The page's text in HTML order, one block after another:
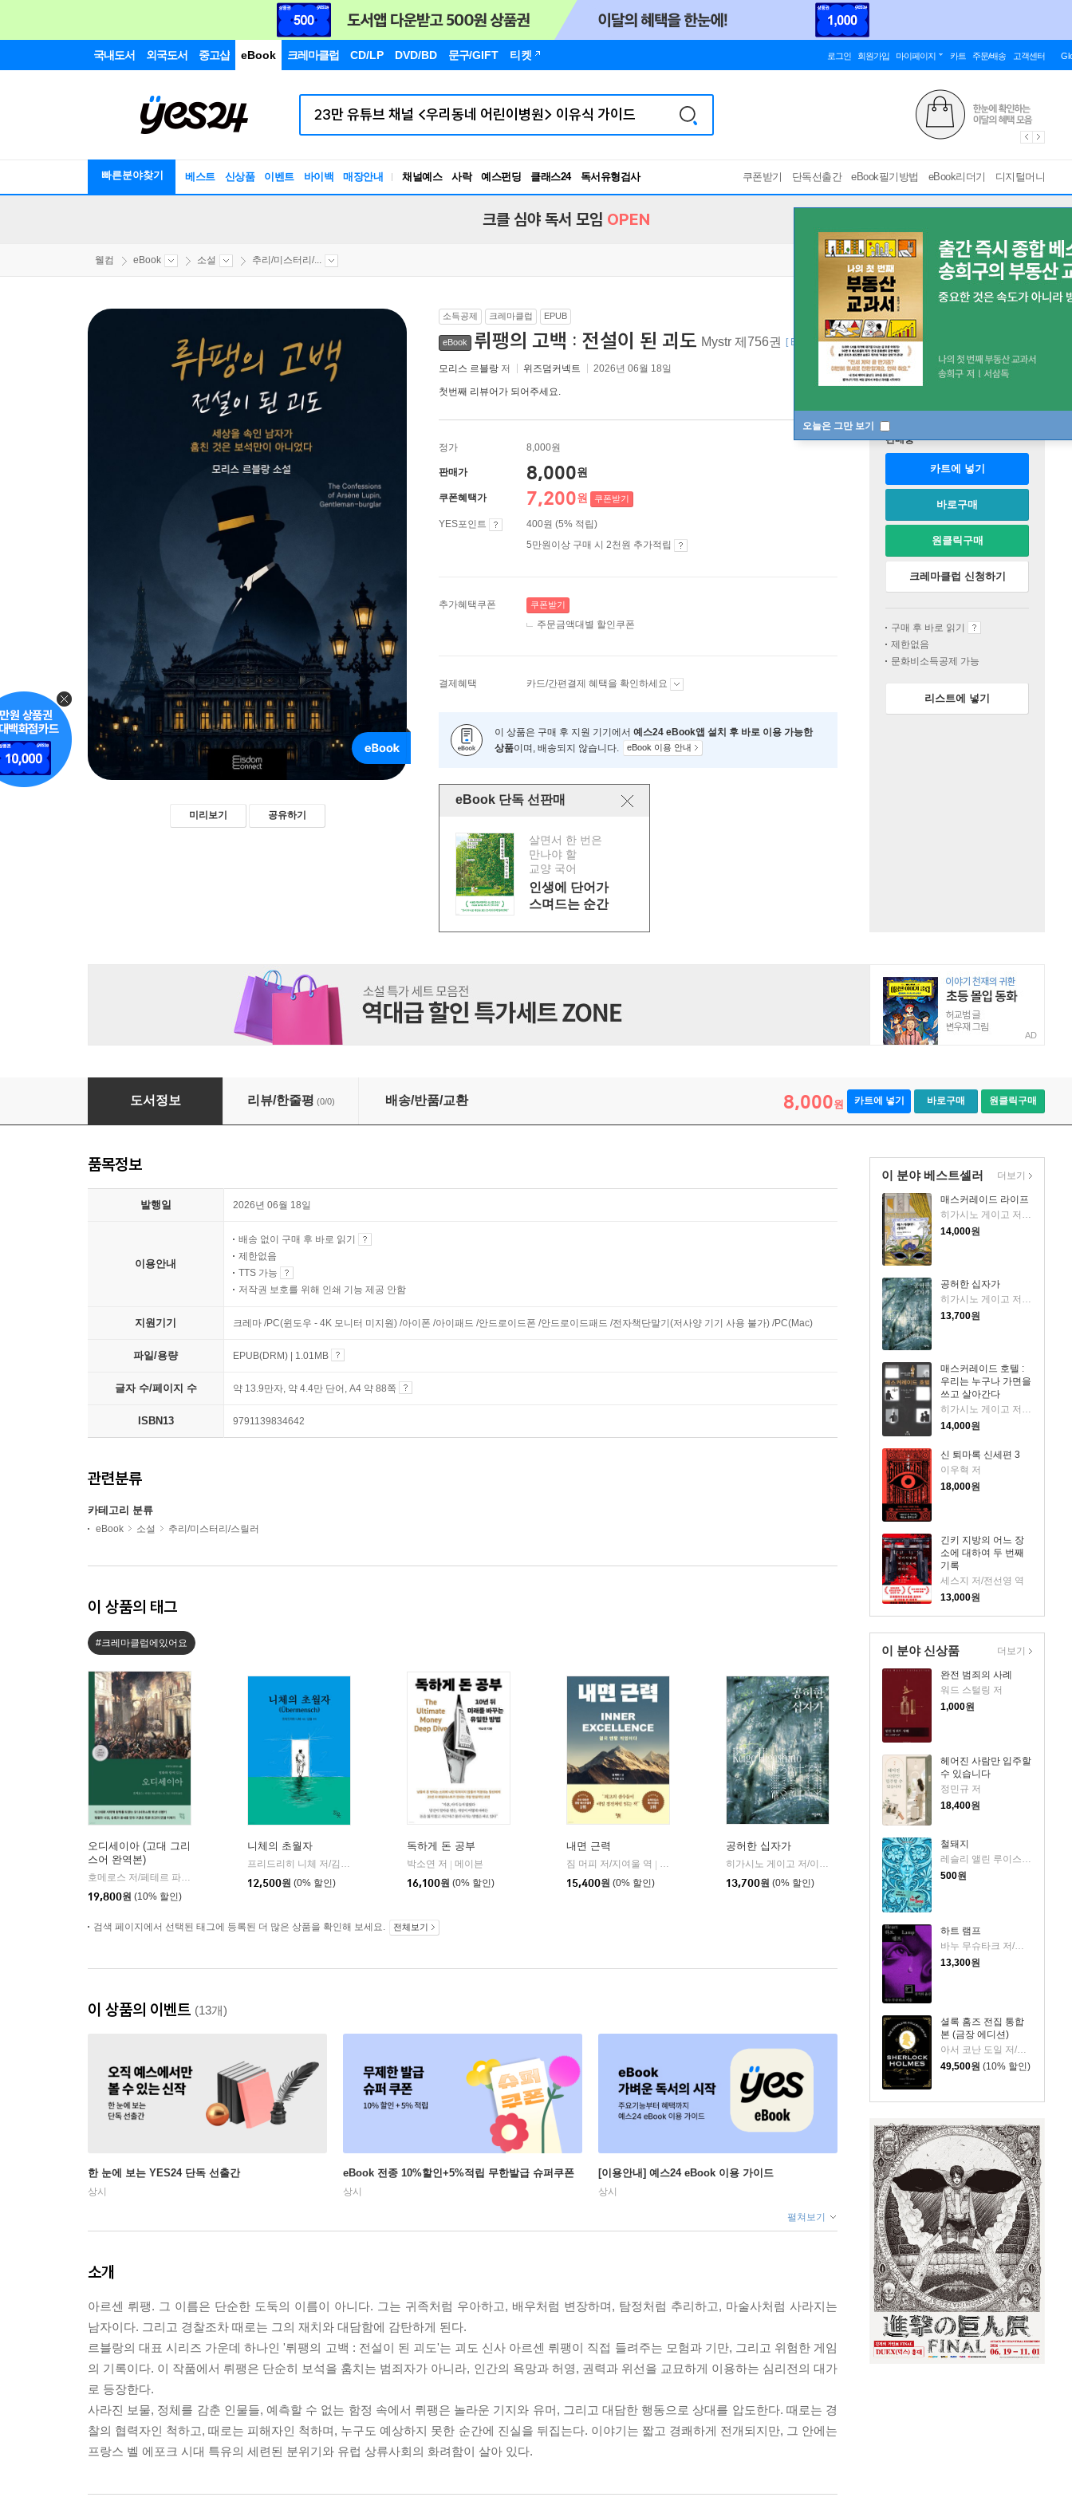
국내도서 외국도서 중고샵 eBook 크레마클럽 CD/LP DVD/BD 문구/GIFT 티켓 로그인 회원가입 마이페이지 카트 주문/배송 고객센터
빠른분야찾기 베스트 신상품 이벤트 바이백 매장안내 채널예스 사락 예스펀딩 클래스24
독서유형검사
RBTI Lab
쿠폰받기 단독선출간 eBook필기방법 eBook리더기 디지털머니
오늘은 그만 보기
크클 심야 독서 모임 OPEN
웰컴 eBook 소설 추리/미스터리/...
미리보기 공유하기
소득공제 크레마클럽 EPUB
eBook 뤼팽의 고백 : 전설이 된 괴도 Mystr 제756권 [ EPUB ]
모리스 르블랑 저 위즈덤커넥트 2026년 06월 18일
첫번째 리뷰어가 되어주세요.
정가 8,000원
판매가 8,000원
쿠폰혜택가 7,200원 쿠폰받기
YES포인트
400원 (5% 적립)
5만원이상 구매 시 2천원 추가적립
추가혜택쿠폰 쿠폰받기
주문금액대별 할인쿠폰
결제혜택 카드/간편결제 혜택을 확인하세요
이 상품은 구매 후 지원 기기에서 예스24 eBook앱 설치 후 바로 이용 가능한
상품이며, 배송되지 않습니다. eBook 이용 안내
eBook 단독 선판매
살면서 한 번은
만나야 할
교양 국어
인생에 단어가
스며드는 순간
판매중
카트에 넣기
바로구매
원클릭구매
크레마클럽 신청하기
구매 후 바로 읽기
제한없음
문화비소득공제 가능
리스트에 넣기
AD
뤼팽의 고백 : 전설이 된 괴도
도서정보 리뷰/한줄평 (0/0) 배송/반품/교환 8,000원 카트에 넣기 바로구매 원클릭구매
이 분야 베스트셀러
매스커레이드 라이프
14,000원
공허한 십자가
히가시노 게이고 저/이선희 역
13,700원
매스커레이드 호텔 :
우리는 누구나 가면을
쓰고 살아간다
히가시노 게이고 저/양윤옥 역
14,000원
신 퇴마록 신세편 3
이우혁 저
18,000원
긴키 지방의 어느 장
소에 대하여 두 번째
기록
세스지 저/전선영 역
13,000원
더보기
이 분야 신상품
완전 범죄의 사례
워드 스털링 저
1,000원
헤어진 사람만 입주할
수 있습니다
정민규 저
18,400원
철돼지
레슬리 앨린 루이스 저
500원
하트 램프
바누 무슈타크 저/김석희 역
13,300원
셜록 홈즈 전집 통합
본 (금장 에디션)
49,500원 (10% 할인)
더보기
품목정보
발행일 2026년 06월 18일
이용안내
배송 없이 구매 후 바로 읽기
제한없음
TTS 가능
저작권 보호를 위해 인쇄 기능 제공 안함
지원기기 크레마 /PC(윈도우 - 4K 모니터 미지원) /아이폰 /아이패드 /안드로이드폰 /안드로이드패드 /전자책단말기(저사양 기기 사용 불가) /PC(Mac)
파일/용량 EPUB(DRM) | 1.01MB
글자 수/페이지 수 약 13.9만자, 약 4.4만 단어, A4 약 88쪽
ISBN13 9791139834642
관련분류
카테고리 분류
eBook 소설 추리/미스터리/스릴러
이 상품의 태그
#크레마클럽에있어요
오디세이아 (고대 그리
스어 완역본)
| 현대지성
19,800원 (10% 할인)
니체의 초월자
12,500원 (0% 할인)
독하게 돈 공부
박소연 저 | 메이븐
16,100원 (0% 할인)
내면 근력
짐 머피 저/지여울 역 |
15,400원 (0% 할인)
공허한 십자가
자음과모음
13,700원 (0% 할인)
검색 페이지에서 선택된 태그에 등록된 더 많은 상품을 확인해 보세요. 전체보기
이 상품의 이벤트 (13개)
한 눈에 보는 YES24 단독 선출간
상시
eBook 전종 10%할인+5%적립 무한발급 슈퍼쿠폰
상시
[이용안내] 예스24 eBook 이용 가이드
상시
펼쳐보기
소개
아르센 뤼팽. 그 이름은 단순한 도둑의 이름이 아니다. 그는 귀족처럼 우아하고, 배우처럼 변장하며, 탐정처럼 추리하고, 마술사처럼 사라지는
남자이다. 그리고 경찰조차 때로는 그의 재치와 대담함에 감탄하게 된다.
르블랑의 대표 시리즈 가운데 하나인 '뤼팽의 고백 : 전설이 된 괴도'는 괴도 신사 아르센 뤼팽이 직접 들려주는 모험과 기만, 그리고 위험한 게임
의 기록이다. 이 작품에서 뤼팽은 단순히 보석을 훔치는 범죄자가 아니라, 인간의 욕망과 허영, 권력과 위선을 교묘하게 이용하는 심리전의 대가
로 등장한다.
사라진 보물, 정체를 감춘 인물들, 예측할 수 없는 함정 속에서 뤼팽은 놀라운 기지와 유머, 그리고 대담한 행동으로 상대를 압도한다. 때로는 경
찰의 협력자인 척하고, 때로는 피해자인 척하며, 누구도 예상하지 못한 순간에 진실을 뒤집는다. 이야기는 짧고 경쾌하게 전개되지만, 그 안에는
프랑스 벨 에포크 시대 특유의 세련된 분위기와 유럽 상류사회의 화려함이 살아 있다.